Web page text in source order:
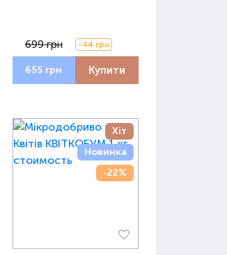
699 грн -44 грн
655 грн Купити
Хіт
Новинка
-22%